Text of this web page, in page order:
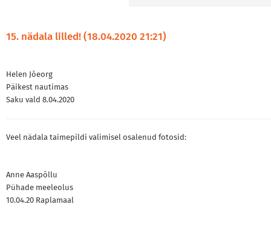
15. nädala lilled! (18.04.2020 21:21)
Helen Jõeorg
Päikest nautimas
Saku vald 8.04.2020
Veel nädala taimepildi valimisel osalenud fotosid:
Anne Aaspõllu
Pühade meeleolus
10.04.20 Raplamaal